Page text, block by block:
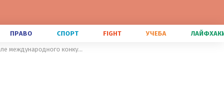
ПРАВО СПОРТ FIGHT УЧЕБА
Смешные фото животных: впечатляющие кадры, что оказались в финале международного конкурса